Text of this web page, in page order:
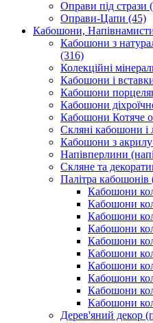
Оправи під стрази
Оправи-Цапи (45)
Кабошони,
Кабошони з
(316)
Колекційні
Кабошони і
Кабошони
Кабошони
Кабошони Котяче
Скляні кабошони і
Кабошони з акрилу
Напівперлини
Скляне та
Палітра кабошонів
Кабошони
Кабошони
Кабошони
Кабошони
Кабошони
Кабошони
Кабошони
Кабошони
Кабошони
Кабошони
Дерев'яний декор